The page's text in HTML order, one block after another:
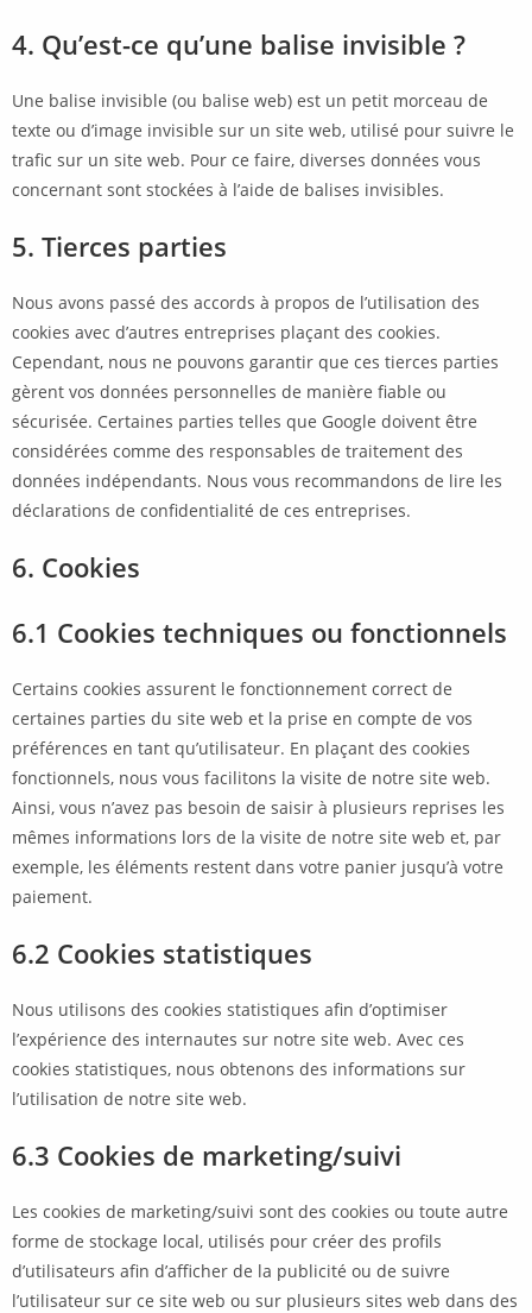
4. Qu’est-ce qu’une balise invisible ?
Une balise invisible (ou balise web) est un petit morceau de
texte ou d’image invisible sur un site web, utilisé pour suivre le
trafic sur un site web. Pour ce faire, diverses données vous
concernant sont stockées à l’aide de balises invisibles.
5. Tierces parties
Nous avons passé des accords à propos de l’utilisation des
cookies avec d’autres entreprises plaçant des cookies.
Cependant, nous ne pouvons garantir que ces tierces parties
gèrent vos données personnelles de manière fiable ou
sécurisée. Certaines parties telles que Google doivent être
considérées comme des responsables de traitement des
données indépendants. Nous vous recommandons de lire les
déclarations de confidentialité de ces entreprises.
6. Cookies
6.1 Cookies techniques ou fonctionnels
Certains cookies assurent le fonctionnement correct de
certaines parties du site web et la prise en compte de vos
préférences en tant qu’utilisateur. En plaçant des cookies
fonctionnels, nous vous facilitons la visite de notre site web.
Ainsi, vous n’avez pas besoin de saisir à plusieurs reprises les
mêmes informations lors de la visite de notre site web et, par
exemple, les éléments restent dans votre panier jusqu’à votre
paiement.
6.2 Cookies statistiques
Nous utilisons des cookies statistiques afin d’optimiser
l’expérience des internautes sur notre site web. Avec ces
cookies statistiques, nous obtenons des informations sur
l’utilisation de notre site web.
6.3 Cookies de marketing/suivi
Les cookies de marketing/suivi sont des cookies ou toute autre
forme de stockage local, utilisés pour créer des profils
d’utilisateurs afin d’afficher de la publicité ou de suivre
l’utilisateur sur ce site web ou sur plusieurs sites web dans des